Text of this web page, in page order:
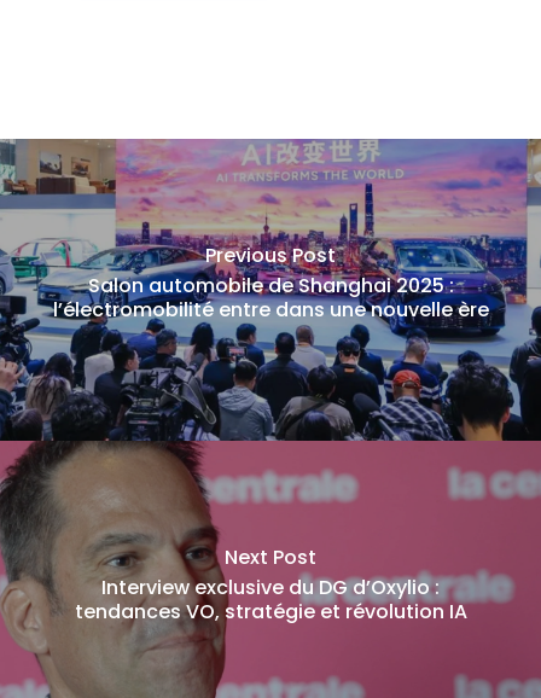
Previous Post
Salon automobile de Shanghai 2025 :
l’électromobilité entre dans une nouvelle ère
Next Post
Interview exclusive du DG d’Oxylio :
tendances VO, stratégie et révolution IA